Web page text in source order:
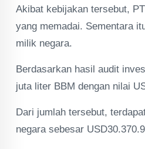
Akibat kebijakan tersebut,
yang memadai. Sementara
milik negara.
Berdasarkan hasil audit
juta liter BBM dengan nilai
Dari jumlah tersebut,
negara sebesar